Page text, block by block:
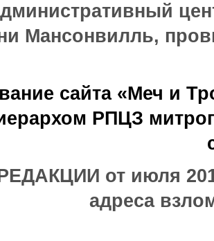
Мансонвилль,
сайта «Меч и
РПЦЗ
от июля
адреса